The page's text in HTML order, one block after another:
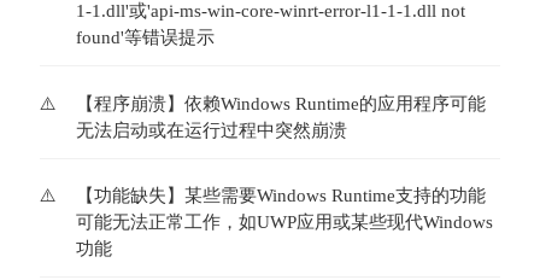
1-1.dll'或'api-ms-win-core-winrt-error-l1-1-1.dll not
found'等错误提示
【程序崩溃】依赖Windows Runtime的应用程序可能
无法启动或在运行过程中突然崩溃
【功能缺失】某些需要Windows Runtime支持的功能
可能无法正常工作，如UWP应用或某些现代Windows
功能